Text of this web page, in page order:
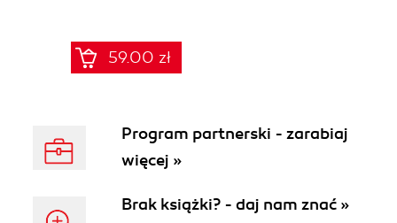
59.00 zł
Program partnerski - zarabiaj
więcej »
Brak książki? - daj nam znać »